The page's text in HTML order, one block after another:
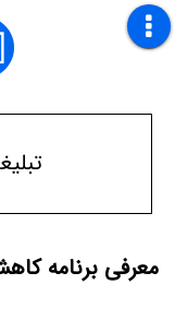
معرفی برنامه